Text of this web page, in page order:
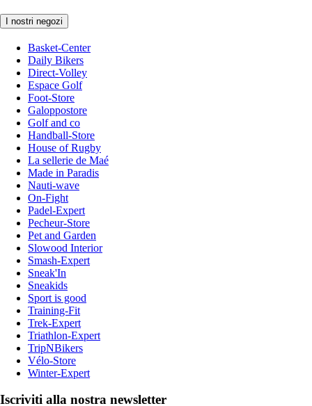
I nostri negozi
Basket-Center
Daily Bikers
Direct-Volley
Espace Golf
Foot-Store
Galoppostore
Golf and co
Handball-Store
House of Rugby
La sellerie de Maé
Made in Paradis
Nauti-wave
On-Fight
Padel-Expert
Pecheur-Store
Pet and Garden
Slowood Interior
Smash-Expert
Sneak'In
Sneakids
Sport is good
Training-Fit
Trek-Expert
Triathlon-Expert
TripNBikers
Vélo-Store
Winter-Expert
Iscriviti alla nostra newsletter